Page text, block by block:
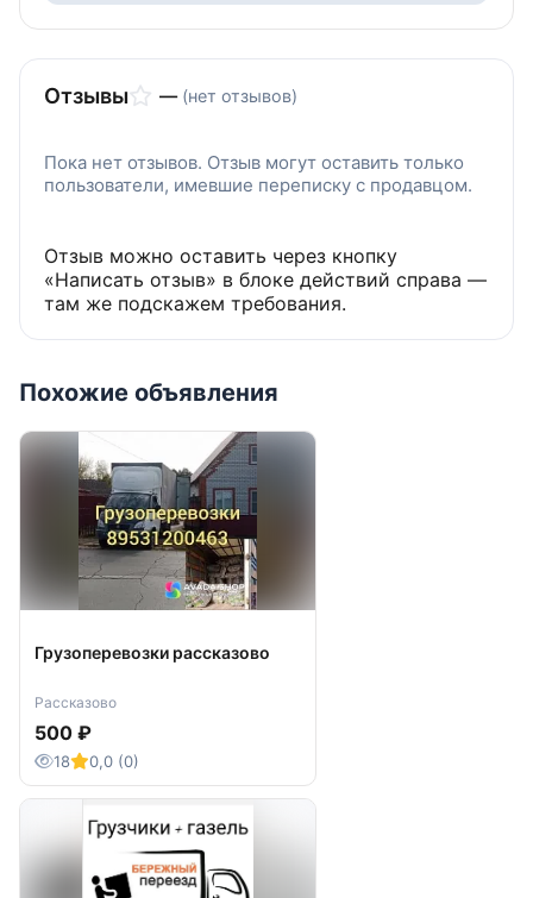
Отзывы — (нет отзывов)
Пока нет отзывов. Отзыв могут оставить только
пользователи, имевшие переписку с продавцом.
Отзыв можно оставить через кнопку
«Написать отзыв» в блоке действий справа —
там же подскажем требования.
Похожие объявления
Грузоперевозки рассказово
Рассказово
500 ₽
18 0,0 (0)